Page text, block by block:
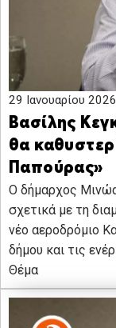
29 Ιανουαρίου 2026
Βασίλης
θα
Παπούρας»
Ο δήμαρχος
σχετικά με τη
νέο αεροδρόμιο
δήμου και τις
Θέμα